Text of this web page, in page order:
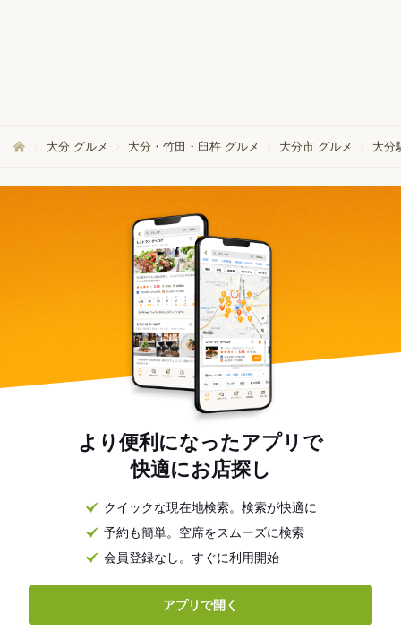
大分 グルメ 大分・竹田・臼杵 グルメ 大分市 グルメ 大分
より便利になったアプリで
快適にお店探し
クイックな現在地検索。検索が快適に
予約も簡単。空席をスムーズに検索
会員登録なし。すぐに利用開始
アプリで開く